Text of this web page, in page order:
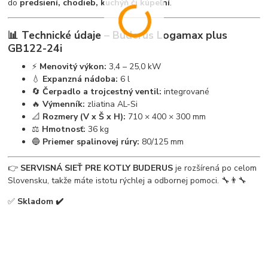
do predsiení, chodieb, kuchýň či kúpeľní.
📊 Technické údaje – Buderus Logamax plus
GB122-24i
⚡ Menovitý výkon: 3,4 – 25,0 kW
💧 Expanzná nádoba: 6 l
🔄Čerpadlo a trojcestný ventil: integrované
🔥Výmenník: zliatina AL-Si
📐 Rozmery (V x Š x H): 710 × 400 × 300 mm
⚖️ Hmotnosť: 36 kg
🔵 Priemer spalinovej rúry: 80/125 mm
👉 SERVISNÁ SIEŤ PRE KOTLY BUDERUS je rozšírená po celom
Slovensku, takže máte istotu rýchlej a odbornej pomoci. 🔧👨‍🔧
✅ Skladom ✔️